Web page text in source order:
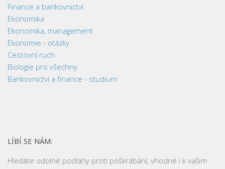
Finance a bankovnictví
Ekonomika
Ekonomika, management
Ekonomie - otázky
Cestovní ruch
Biologie pro všechny
Bankovnictví a finance - studium
LÍBÍ SE NÁM:
Hledáte odolné podlahy proti poškrábání, vhodné i k vašim